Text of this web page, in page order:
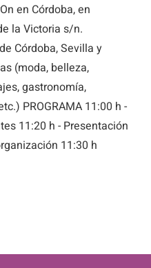
en Córdoba, en
la Victoria s/n.
Córdoba, Sevilla y
(moda, belleza,
gastronomía,
PROGRAMA 11:00 h -
11:20 h - Presentación
11:30 h